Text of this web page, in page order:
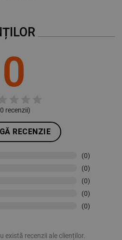
0
0 recenzii)
RECENZIE
(0)
(0)
(0)
(0)
(0)
există recenzii ale clienților.